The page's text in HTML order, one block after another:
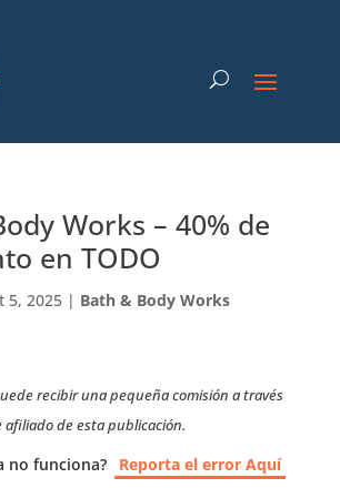
Works – 40% de
en TODO
5, 2025| Bath & Body Works
recibir una pequeña comisión a través
afiliado de esta publicación.
no funciona? Reporta el error Aquí